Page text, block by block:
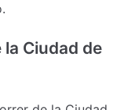
Ciudad de